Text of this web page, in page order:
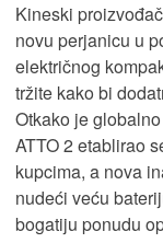
Kineski
novu perjanicu u
električnog
tržite kako bi
Otkako je
ATTO 2 etablirao
kupcima, a nova
nudeći veću
bogatiju ponudu